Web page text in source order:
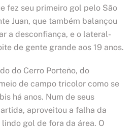
fez seu primeiro gol pelo São
Juan, que também balançou
a desconfiança, e o lateral-
de gente grande aos 19 anos.
do Cerro Porteño, do
de campo tricolor como se
há anos. Num de seus
aproveitou a falha da
gol de fora da área. O